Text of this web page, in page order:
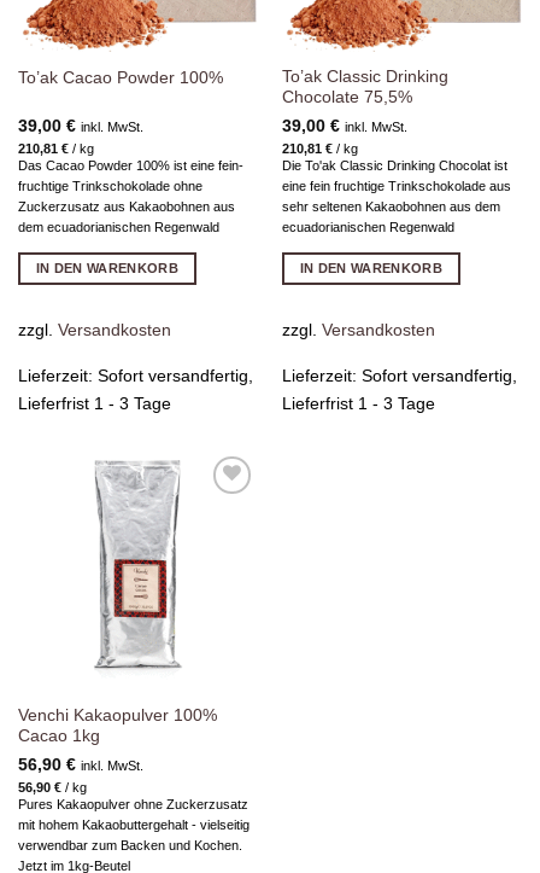
To’ak Cacao Powder 100%
39,00 € inkl. MwSt.
210,81 €/ kg
Das Cacao Powder 100% ist eine fein-
fruchtige Trinkschokolade ohne
Zuckerzusatz aus Kakaobohnen aus
dem ecuadorianischen Regenwald
IN DEN WARENKORB
zzgl. Versandkosten
Lieferzeit: Sofort versandfertig,
Lieferfrist 1 - 3 Tage
To’ak Classic Drinking
Chocolate 75,5%
39,00 € inkl. MwSt.
210,81 €/ kg
Die To'ak Classic Drinking Chocolat ist
eine fein fruchtige Trinkschokolade aus
sehr seltenen Kakaobohnen aus dem
ecuadorianischen Regenwald
IN DEN WARENKORB
zzgl. Versandkosten
Lieferzeit: Sofort versandfertig,
Lieferfrist 1 - 3 Tage
Wunschliste
hinzufügen
Venchi Kakaopulver 100%
Cacao 1kg
56,90 € inkl. MwSt.
56,90 €/ kg
Pures Kakaopulver ohne Zuckerzusatz
mit hohem Kakaobuttergehalt - vielseitig
verwendbar zum Backen und Kochen.
Jetzt im 1kg-Beutel